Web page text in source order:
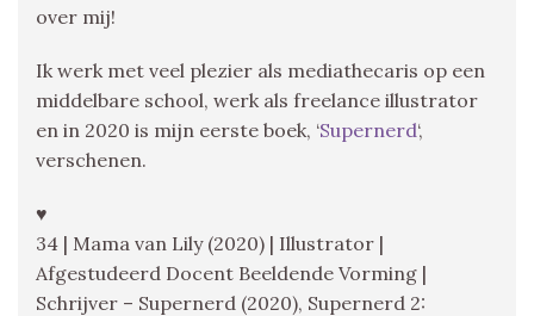
over mij!
Ik werk met veel plezier als mediathecaris op een
middelbare school, werk als freelance illustrator
en in 2020 is mijn eerste boek, ‘Supernerd‘,
verschenen.
♥
34 | Mama van Lily (2020) | Illustrator |
Afgestudeerd Docent Beeldende Vorming |
Schrijver – Supernerd (2020), Supernerd 2: